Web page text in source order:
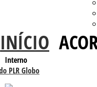
INÍCIO
Interno
PLR Globo